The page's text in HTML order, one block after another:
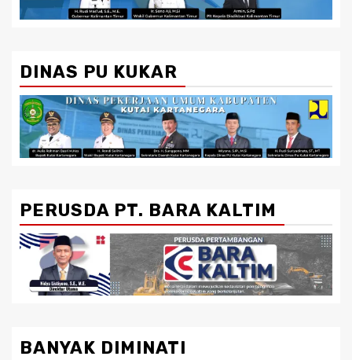
DINAS PU KUKAR
PERUSDA PT. BARA KALTIM
BANYAK DIMINATI